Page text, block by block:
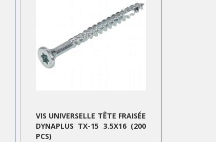
VIS UNIVERSELLE TÊTE FRAISÉE
DYNAPLUS TX-15 3.5X16 (200
PCS)